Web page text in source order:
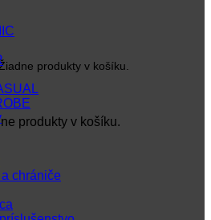
produkty v košíku.
produkty v košíku.
chrániče